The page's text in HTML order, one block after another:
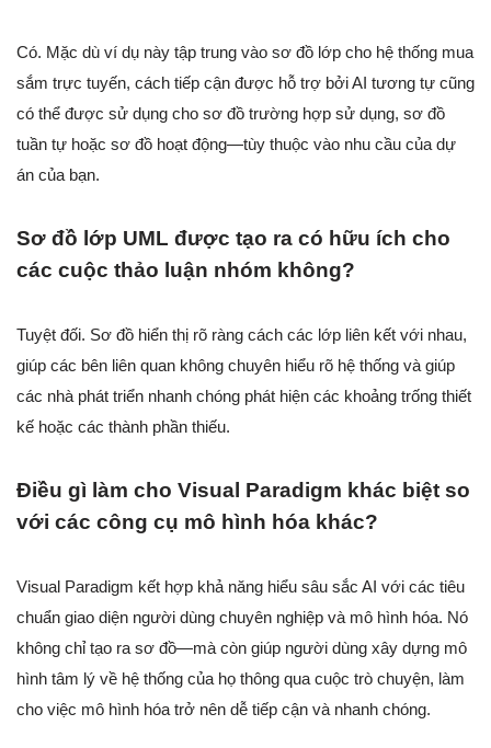
Có. Mặc dù ví dụ này tập trung vào sơ đồ lớp cho hệ thống mua
sắm trực tuyến, cách tiếp cận được hỗ trợ bởi AI tương tự cũng
có thể được sử dụng cho sơ đồ trường hợp sử dụng, sơ đồ
tuần tự hoặc sơ đồ hoạt động—tùy thuộc vào nhu cầu của dự
án của bạn.
Sơ đồ lớp UML được tạo ra có hữu ích cho
các cuộc thảo luận nhóm không?
Tuyệt đối. Sơ đồ hiển thị rõ ràng cách các lớp liên kết với nhau,
giúp các bên liên quan không chuyên hiểu rõ hệ thống và giúp
các nhà phát triển nhanh chóng phát hiện các khoảng trống thiết
kế hoặc các thành phần thiếu.
Điều gì làm cho Visual Paradigm khác biệt so
với các công cụ mô hình hóa khác?
Visual Paradigm kết hợp khả năng hiểu sâu sắc AI với các tiêu
chuẩn giao diện người dùng chuyên nghiệp và mô hình hóa. Nó
không chỉ tạo ra sơ đồ—mà còn giúp người dùng xây dựng mô
hình tâm lý về hệ thống của họ thông qua cuộc trò chuyện, làm
cho việc mô hình hóa trở nên dễ tiếp cận và nhanh chóng.